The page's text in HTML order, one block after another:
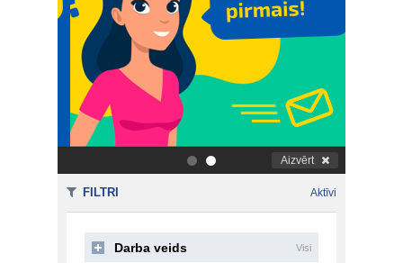
. Aizvērt
FILTRI Aktīvi
Darba veids Visi